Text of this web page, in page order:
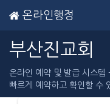
온라인행정
부산진교회
온라인 예약 및 발급 시스템
빠르게 예약하고 확인할 수